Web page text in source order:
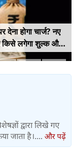
होगा चार्ज? नए
किसे लगेगा शुल्क और
द्वारा लिखे गए
जाता है।.... और पढ़ें